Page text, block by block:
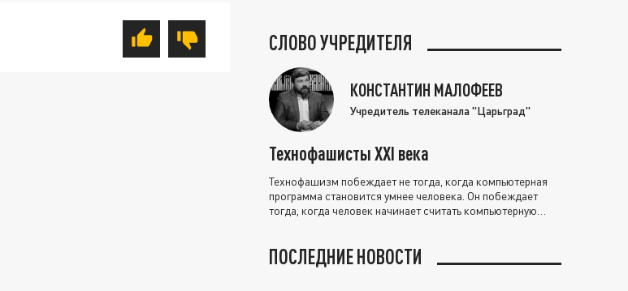
СЛОВО УЧРЕДИТЕЛЯ
КОНСТАНТИН МАЛОФЕЕВ
Учредитель телеканала "Царьград"
Технофашисты XXI века
Технофашизм побеждает не тогда, когда компьютерная
программа становится умнее человека. Он побеждает
тогда, когда человек начинает считать компьютерную
ПОСЛЕДНИЕ НОВОСТИ